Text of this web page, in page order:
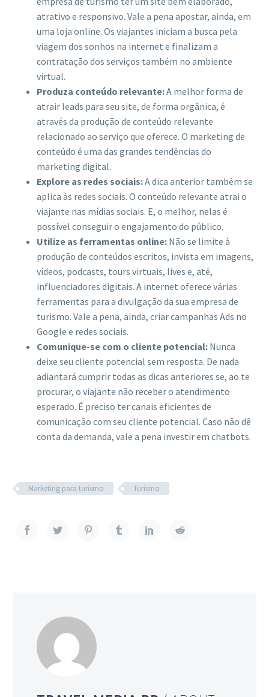
atrativo e responsivo. Vale a pena apostar, ainda, em
uma loja online. Os viajantes iniciam a busca pela
viagem dos sonhos na internet e finalizam a
contratação dos serviços também no ambiente
virtual.
Produza conteúdo relevante:A melhor forma de
atrair leads para seu site, de forma orgânica, é
através da produção de conteúdo relevante
relacionado ao serviço que oferece. O marketing de
conteúdo é uma das grandes tendências do
marketing digital.
Explore as redes sociais:A dica anterior também se
aplica às redes sociais. O conteúdo relevante atrai o
viajante nas mídias sociais. E, o melhor, nelas é
possível conseguir o engajamento do público.
Utilize as ferramentas online: Não se limite à
produção de conteúdos escritos, invista em imagens,
vídeos, podcasts, tours virtuais, lives e, até,
influenciadores digitais. A internet oferece várias
ferramentas para a divulgação da sua empresa de
turismo. Vale a pena, ainda, criar campanhas Ads no
Google e redes sociais.
Comunique-se com o cliente potencial: Nunca
deixe seu cliente potencial sem resposta. De nada
adiantará cumprir todas as dicas anteriores se, ao te
procurar, o viajante não receber o atendimento
esperado. É preciso ter canais eficientes de
comunicação com seu cliente potencial. Caso não dê
conta da demanda, vale a pena investir em chatbots.
Marketing para turismo Turismo